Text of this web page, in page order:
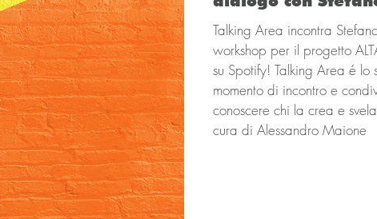
Talking Area incontra Stefano Mazzotta in occasione del suo
workshop per il progetto
su Spotify! Talking Area é lo spazio
momento di incontro e
conoscere chi la crea e
cura di Alessandro Maione